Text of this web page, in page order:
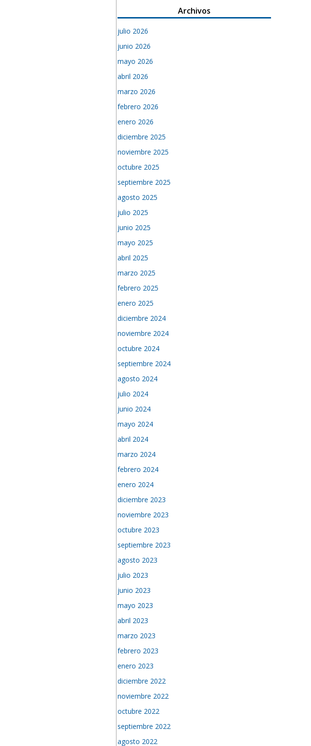
Archivos
julio 2026
junio 2026
mayo 2026
abril 2026
marzo 2026
febrero 2026
enero 2026
diciembre 2025
noviembre 2025
octubre 2025
septiembre 2025
agosto 2025
julio 2025
junio 2025
mayo 2025
abril 2025
marzo 2025
febrero 2025
enero 2025
diciembre 2024
noviembre 2024
octubre 2024
septiembre 2024
agosto 2024
julio 2024
junio 2024
mayo 2024
abril 2024
marzo 2024
febrero 2024
enero 2024
diciembre 2023
noviembre 2023
octubre 2023
septiembre 2023
agosto 2023
julio 2023
junio 2023
mayo 2023
abril 2023
marzo 2023
febrero 2023
enero 2023
diciembre 2022
noviembre 2022
octubre 2022
septiembre 2022
agosto 2022